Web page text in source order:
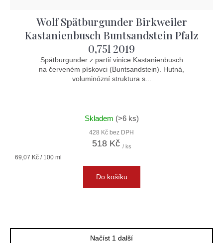
Wolf Spätburgunder Birkweiler
Kastanienbusch Buntsandstein Pfalz
0,75l 2019
Spätburgunder z partií vinice Kastanienbusch
na červeném pískovci (Buntsandstein). Hutná,
voluminózní struktura s...
Skladem (>6 ks)
428 Kč bez DPH
518 Kč / ks
Měrná
69,07 Kč / 100 ml
Do košíku
Načíst 1 další